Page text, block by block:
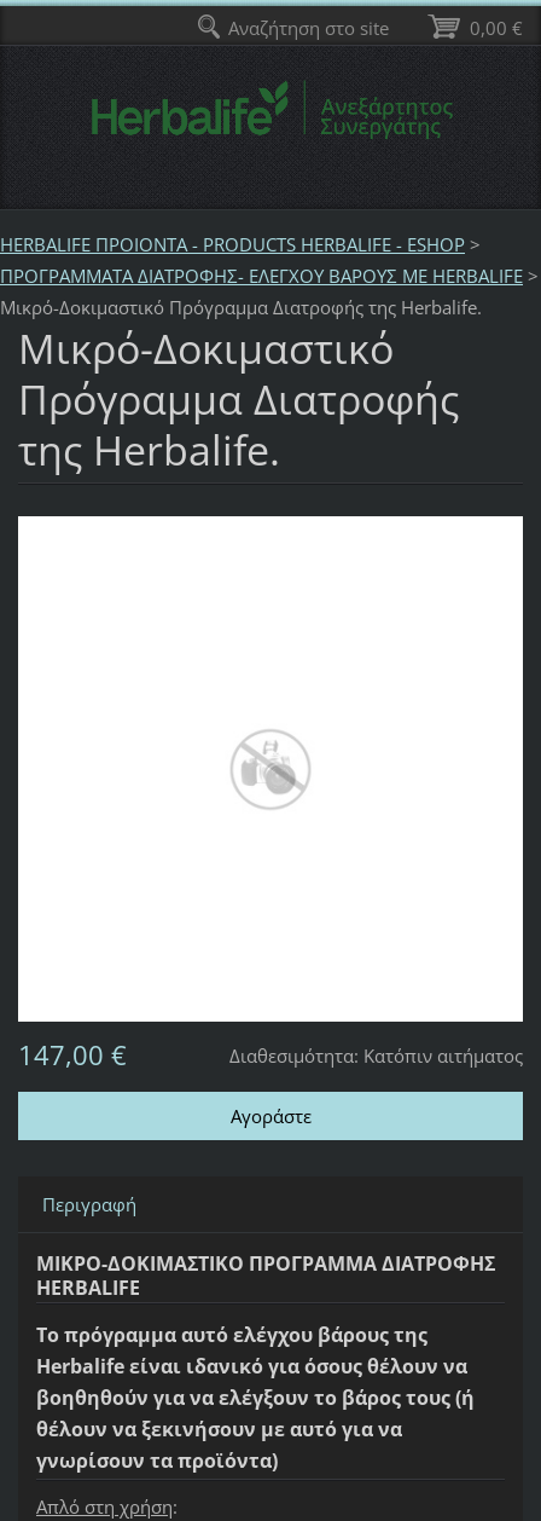
HERBALIFE ΠΡΟΙΟΝΤΑ - PRODUCTS HERBALIFE - ESHOP >
ΠΡΟΓΡΑΜΜΑΤΑ ΔΙΑΤΡΟΦΗΣ- ΕΛΕΓΧΟΥ ΒΑΡΟΥΣ ΜΕ HERBALIFE >
Μικρό-Δοκιμαστικό Πρόγραμμα Διατροφής της Herbalife.
Μικρό-Δοκιμαστικό
Πρόγραμμα Διατροφής
της Herbalife.
Διαθεσιμότητα: Κατόπιν αιτήματος
147,00 €
Περιγραφή
ΜΙΚΡΟ-ΔΟΚΙΜΑΣΤΙΚΟ ΠΡΟΓΡΑΜΜΑ ΔΙΑΤΡΟΦΗΣ
HERBALIFE
Το πρόγραμμα αυτό ελέγχου βάρους της
Herbalife είναι ιδανικό για όσους θέλουν να
βοηθηθούν για να ελέγξουν το βάρος τους (ή
θέλουν να ξεκινήσουν με αυτό για να
γνωρίσουν τα προϊόντα)
Απλό στη χρήση:
0,00 €
Αναζήτηση στο site